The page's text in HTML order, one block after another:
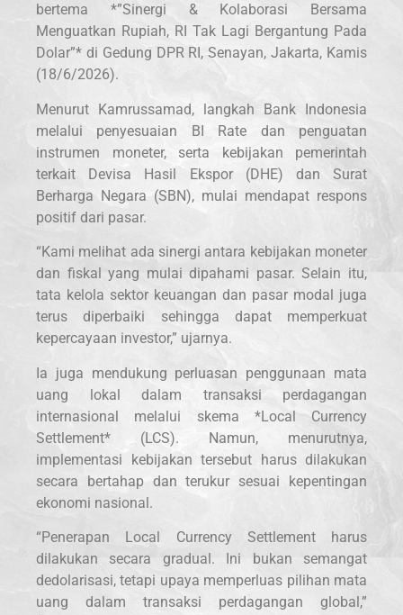
bertema *”Sinergi & Kolaborasi Bersama
Menguatkan Rupiah, RI Tak Lagi Bergantung Pada
Dolar”* di Gedung DPR RI, Senayan, Jakarta, Kamis
(18/6/2026).
Menurut Kamrussamad, langkah Bank Indonesia
melalui penyesuaian BI Rate dan penguatan
instrumen moneter, serta kebijakan pemerintah
terkait Devisa Hasil Ekspor (DHE) dan Surat
Berharga Negara (SBN), mulai mendapat respons
positif dari pasar.
“Kami melihat ada sinergi antara kebijakan moneter
dan fiskal yang mulai dipahami pasar. Selain itu,
tata kelola sektor keuangan dan pasar modal juga
terus diperbaiki sehingga dapat memperkuat
kepercayaan investor,” ujarnya.
Ia juga mendukung perluasan penggunaan mata
uang lokal dalam transaksi perdagangan
internasional melalui skema *Local Currency
Settlement* (LCS). Namun, menurutnya,
implementasi kebijakan tersebut harus dilakukan
secara bertahap dan terukur sesuai kepentingan
ekonomi nasional.
“Penerapan Local Currency Settlement harus
dilakukan secara gradual. Ini bukan semangat
dedolarisasi, tetapi upaya memperluas pilihan mata
uang dalam transaksi perdagangan global,”